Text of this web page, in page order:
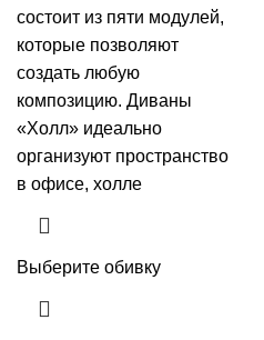
состоит из пяти модулей,
которые позволяют
создать любую
композицию. Диваны
«Холл» идеально
организуют пространство
в офисе, холле
Выберите обивку